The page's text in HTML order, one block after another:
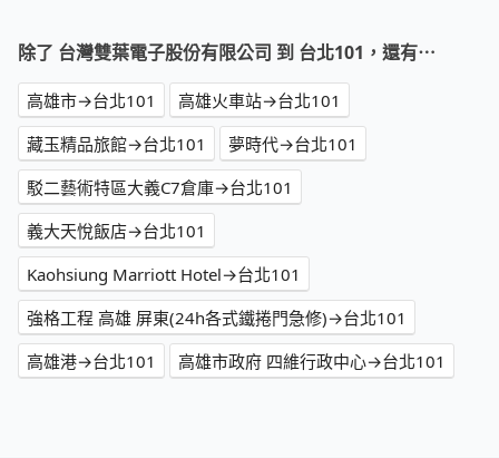
除了 台灣雙葉電子股份有限公司 到 台北101，還有⋯
高雄市→台北101
高雄火車站→台北101
藏玉精品旅館→台北101
夢時代→台北101
駁二藝術特區大義C7倉庫→台北101
義大天悅飯店→台北101
Kaohsiung Marriott Hotel→台北101
強格工程 高雄 屏東(24h各式鐵捲門急修)→台北101
高雄港→台北101
高雄市政府 四維行政中心→台北101